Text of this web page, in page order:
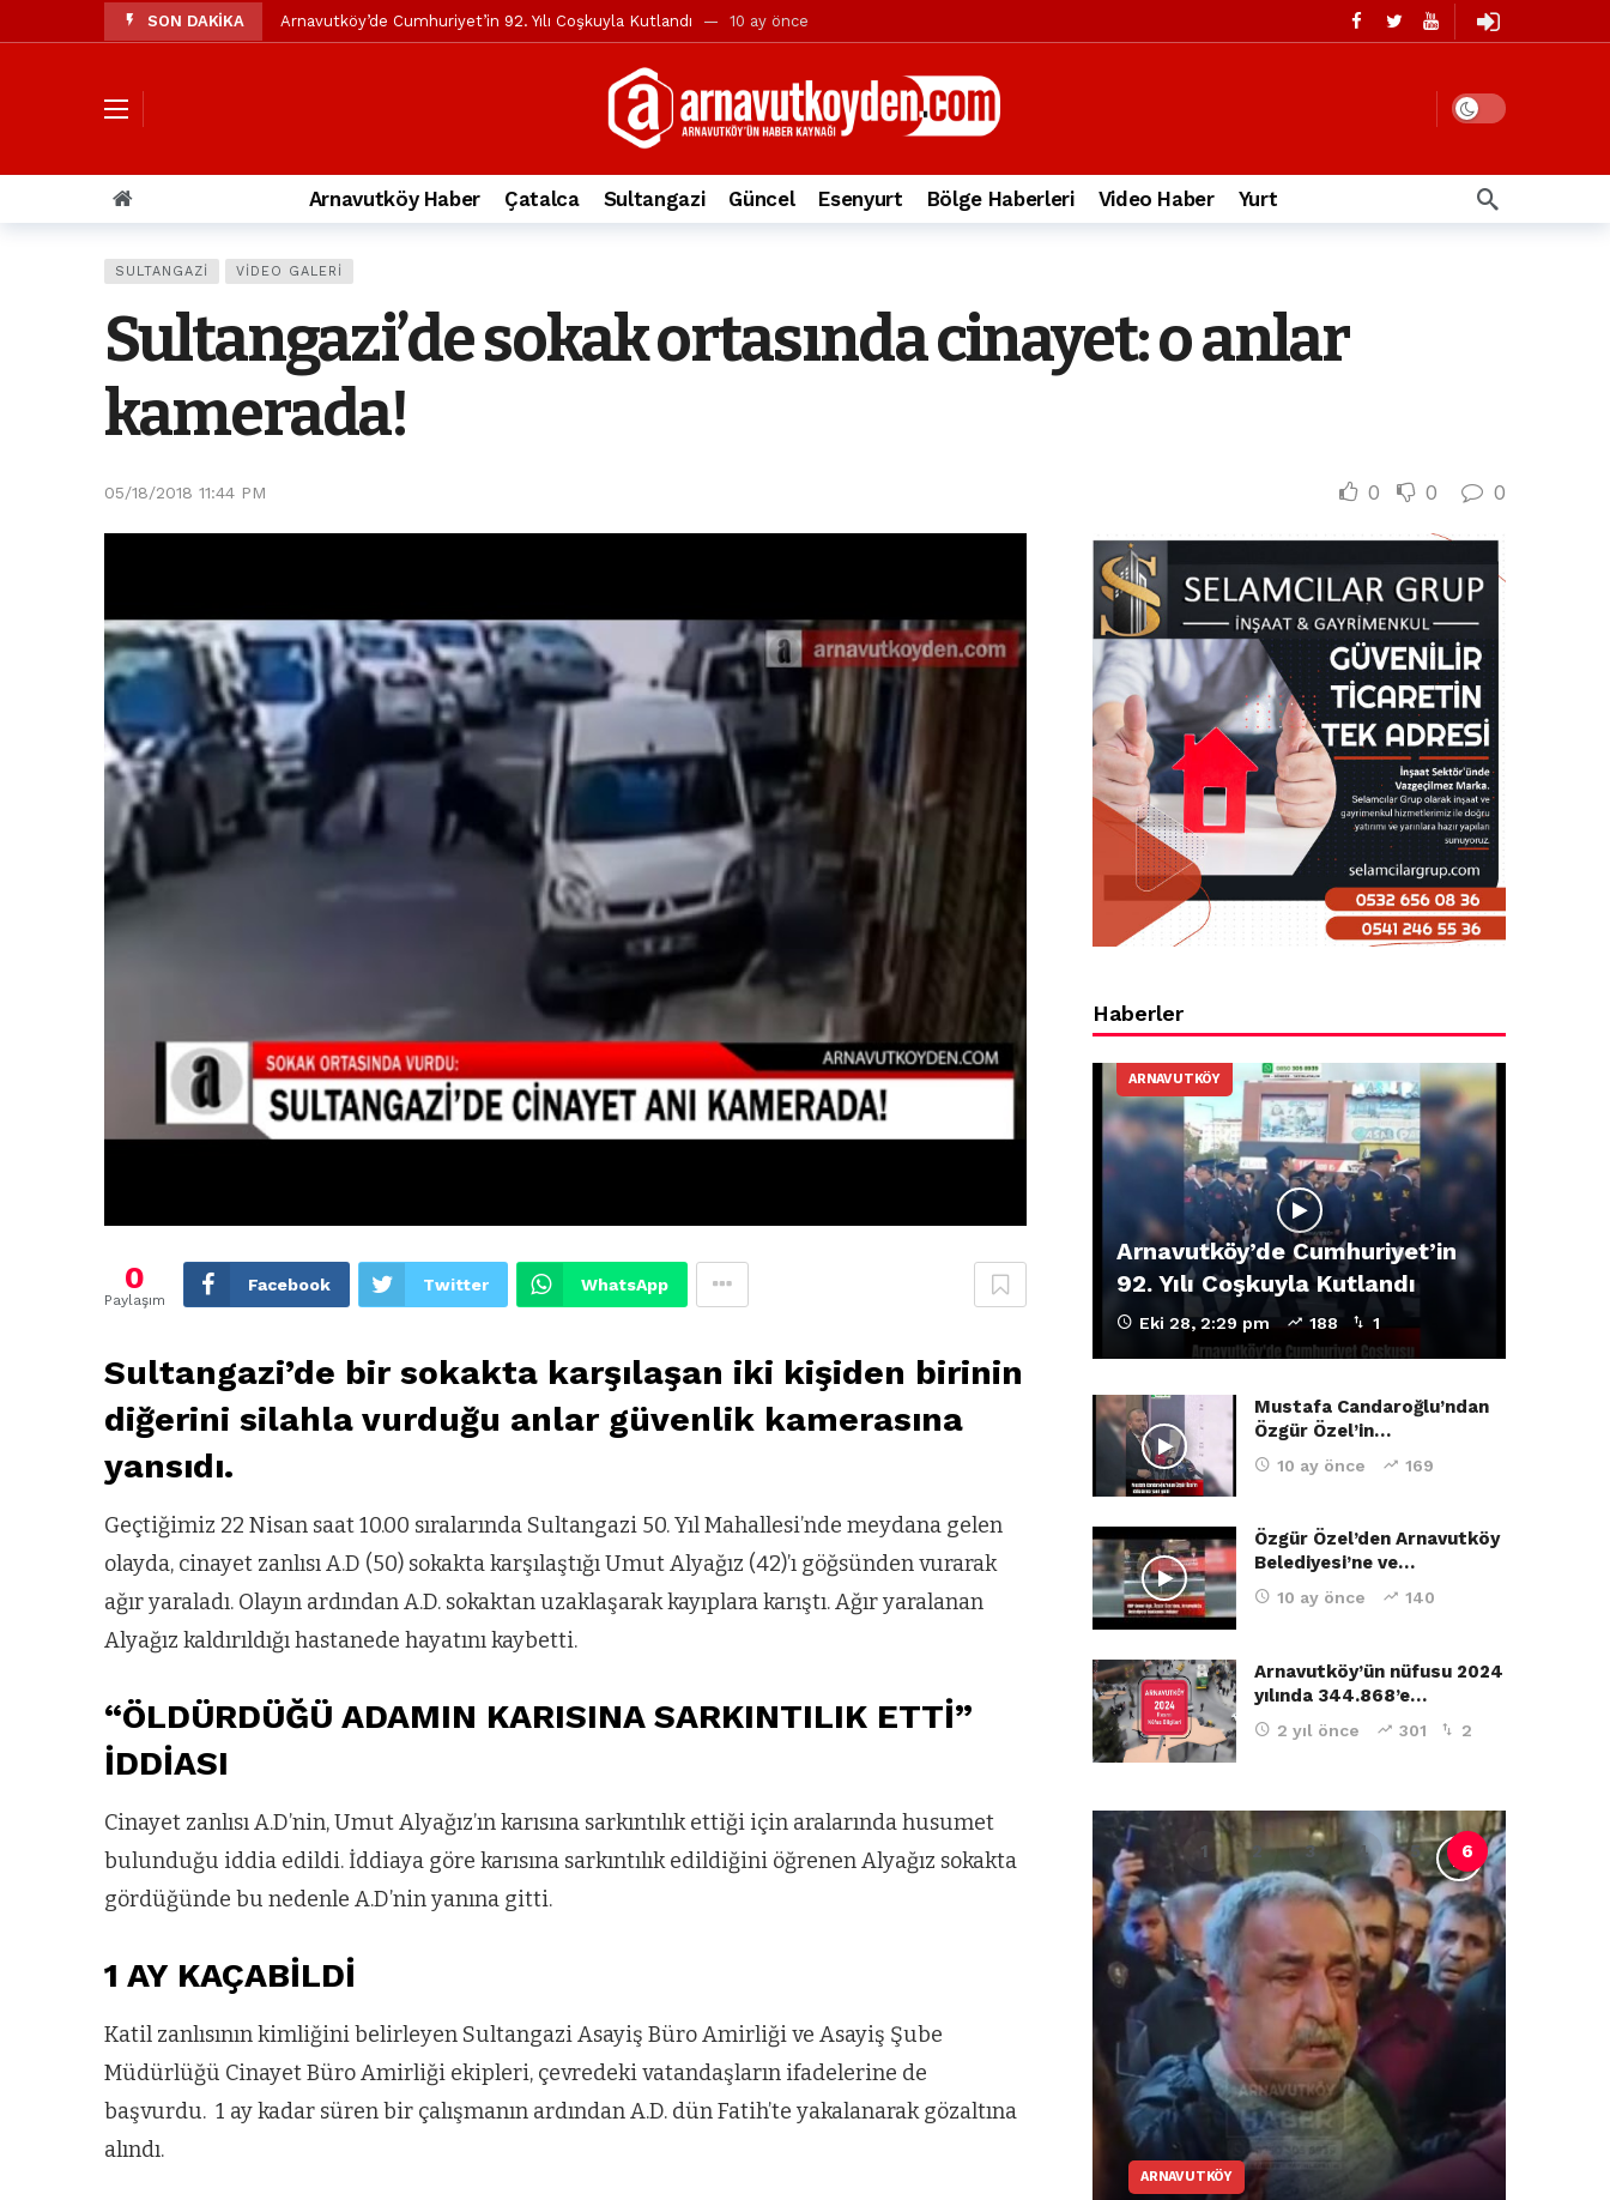
SON DAKİKA Arnavutköy’de Cumhuriyet’in 92. Yılı Coşkuyla Kutlandı 10 ay önce
Özgür Özel’den Arnavutköy Belediyesi’ne ve Mustafa Candaroğlu’na yönelik suçlamalar 10 ay önce
Arnavutköy’ün nüfusu 2024 yılında 344.868’e ulaştı 2 yıl önce
Arnavutköy Taşoluk’ta seyir halindeki otomobil alev alev yandı. 2 yıl önce
Arnavutköy İmrahor Mahallesi sakinleri protesto gösterisi düzenledi 2 yıl önce
Toprak kaydı: 3 hafriyat kamyonu birbirlerinin üzerine devrildi
İstanbul Havalimanı yolundaki kazada, taksideki yolcu öldü 3 yıl önce
Arnavutkoy Belediyesi’ne su baskını tepkisi 3 yıl önce
Arnavutköy Haber Çatalca Sultangazi Güncel Esenyurt Bölge Haberleri Video Haber Yurt
SULTANGAZI VIDEO GALERI
Sultangazi’de sokak ortasında cinayet: o anlar
kamerada!
05/18/2018 11:44 PM 0 0 0
0
Paylaşım
Facebook Twitter WhatsApp
Sultangazi’de bir sokakta karşılaşan iki kişiden birinin
diğerini silahla vurduğu anlar güvenlik kamerasına
yansıdı.
Geçtiğimiz 22 Nisan saat 10.00 sıralarında Sultangazi 50. Yıl Mahallesi’nde meydana gelen
olayda, cinayet zanlısı A.D (50) sokakta karşılaştığı Umut Alyağız (42)’ı göğsünden vurarak
ağır yaraladı. Olayın ardından A.D. sokaktan uzaklaşarak kayıplara karıştı. Ağır yaralanan
Alyağız kaldırıldığı hastanede hayatını kaybetti.
“ÖLDÜRDÜĞÜ ADAMIN KARISINA SARKINTILIK ETTİ”
İDDİASI
Cinayet zanlısı A.D’nin, Umut Alyağız’ın karısına sarkıntılık ettiği için aralarında husumet
bulunduğu iddia edildi. İddiaya göre karısına sarkıntılık edildiğini öğrenen Alyağız sokakta
gördüğünde bu nedenle A.D’nin yanına gitti.
1 AY KAÇABİLDİ
Katil zanlısının kimliğini belirleyen Sultangazi Asayiş Büro Amirliği ve Asayiş Şube
Müdürlüğü Cinayet Büro Amirliği ekipleri, çevredeki vatandaşların ifadelerine de
başvurdu. 1 ay kadar süren bir çalışmanın ardından A.D. dün Fatih’te yakalanarak gözaltına
alındı.
Haberler
ARNAVUTKÖY
Arnavutköy’de Cumhuriyet’in
92. Yılı Coşkuyla Kutlandı
Eki 28, 2:29 pm 188 1
Mustafa Candaroğlu’ndan
Özgür Özel’in…
10 ay önce 169
Özgür Özel’den Arnavutköy
Belediyesi’ne ve…
10 ay önce 140
Arnavutköy’ün nüfusu 2024
yılında 344.868’e…
2 yıl önce 301 2
ARNAVUTKÖY